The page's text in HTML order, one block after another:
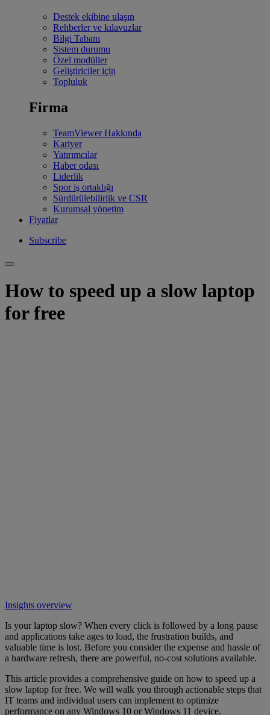
Destek ekibine ulaşın
Rehberler ve kılavuzlar
Bilgi Tabanı
Sistem durumu
Özel modüller
Geliştiriciler için
Topluluk
Firma
TeamViewer Hakkında
Kariyer
Yatırımcılar
Haber odası
Liderlik
Spor iş ortaklığı
Sürdürülebilirlik ve CSR
Kurumsal yönetim
Fiyatlar
Subscribe
How to speed up a slow laptop
for free
Insights overview
Is your laptop slow? When every click is followed by a long pause
and applications take ages to load, the frustration builds, and
valuable time is lost. Before you consider the expense and hassle of
a hardware refresh, there are powerful, no-cost solutions available.
This article provides a comprehensive guide on how to speed up a
slow laptop for free. We will walk you through actionable steps that
IT teams and individual users can implement to optimize
performance on any Windows 10 or Windows 11 device.